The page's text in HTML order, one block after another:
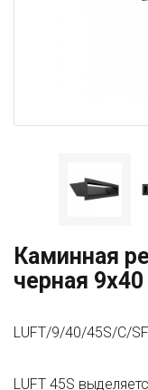
Каминная
черная
LUFT/9/40/45S/C/SF
LUFT 45S